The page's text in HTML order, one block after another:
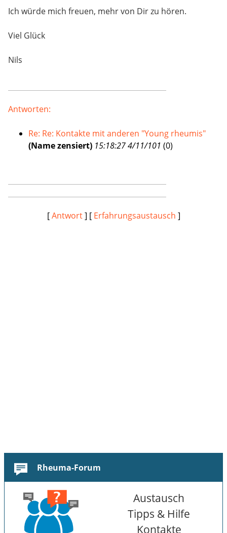
Ich würde mich freuen, mehr von Dir zu hören.
Viel Glück
Nils
Antworten:
Re: Re: Kontakte mit anderen "Young rheumis"
(Name zensiert) 15:18:27 4/11/101 (0)
[Antwort] [ Erfahrungsaustausch ]
Rheuma-Forum
Austausch
Tipps & Hilfe
Kontakte